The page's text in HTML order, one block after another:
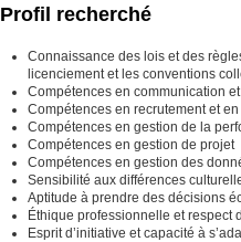
Profil recherché
Connaissance des lois et des
licenciement et les conventions
Compétences en communication
Compétences en recrutement et
Compétences en gestion de la
Compétences en gestion de projet
Compétences en gestion des
Sensibilité aux différences
Aptitude à prendre des décisions
Éthique professionnelle et respect
Esprit d’initiative et capacité à